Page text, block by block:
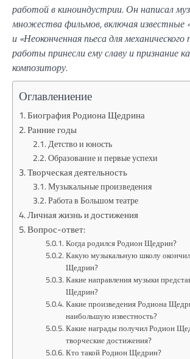
работой в киноиндустрии. Он написал
множества фильмов, включая известные
и «Неоконченная пьеса для
работы принесли ему славу и признание
композитору.
Оглавлениение
Биография Родиона Щедрина
Ранние годы
Детство и юность
Образование и первые успехи
Творческая деятельность
Музыкальные произведения
Работа в Большом театре
Личная жизнь и достижения
Вопрос-ответ:
Когда родился Родион Щедрин?
Какую музыкальную школу
Щедрин?
Какие направления музыки
Щедрин?
Какие произведения Родиона
наибольшую известность?
Какие награды получил Родион
творческие достижения?
Кто такой Родион Щедрин?